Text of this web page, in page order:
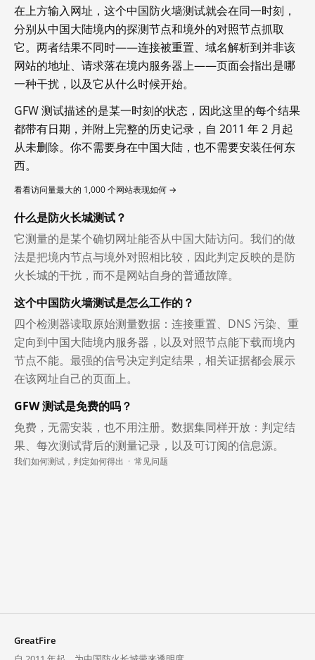
在上方输入网址，这个中国防火墙测试就会在同一时刻，
分别从中国大陆境内的探测节点和境外的对照节点抓取
它。两者结果不同时——连接被重置、域名解析到并非该
网站的地址、请求落在境内服务器上——页面会指出是哪
一种干扰，以及它从什么时候开始。
GFW 测试描述的是某一时刻的状态，因此这里的每个结果
都带有日期，并附上完整的历史记录，自 2011 年 2 月起
从未删除。你不需要身在中国大陆，也不需要安装任何东
西。
看看访问量最大的 1,000 个网站表现如何 →
什么是防火长城测试？
它测量的是某个确切网址能否从中国大陆访问。我们的做
法是把境内节点与境外对照相比较，因此判定反映的是防
火长城的干扰，而不是网站自身的普通故障。
这个中国防火墙测试是怎么工作的？
四个检测器读取原始测量数据：连接重置、DNS 污染、重
定向到中国大陆境内服务器，以及对照节点能下载而境内
节点不能。最强的信号决定判定结果，相关证据都会展示
在该网址自己的页面上。
GFW 测试是免费的吗？
免费，无需安装，也不用注册。数据集同样开放：判定结
果、每次测试背后的测量记录，以及可订阅的信息源。
我们如何测试，判定如何得出 · 常见问题
GreatFire